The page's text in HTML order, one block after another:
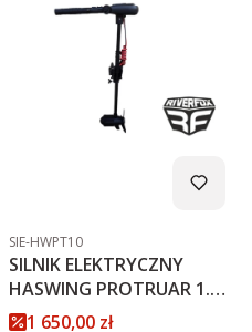
Kod produktu
SIE-HWPT10
SILNIK ELEKTRYCZNY
HASWING PROTRUAR 1.0 -
12VCena promocyjna
1 650,00 zł